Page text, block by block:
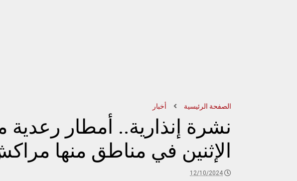
الصفحة الرئيسية أخبار
نشرة إنذارية.. أمطار
الإثنين في مناطق منها
12/10/2024